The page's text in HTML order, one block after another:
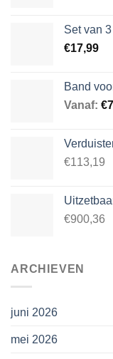
Set van
€17,99
Band
Vanaf: €
€113,19
€900,36
ARCHIEVEN
juni 2026
mei 2026